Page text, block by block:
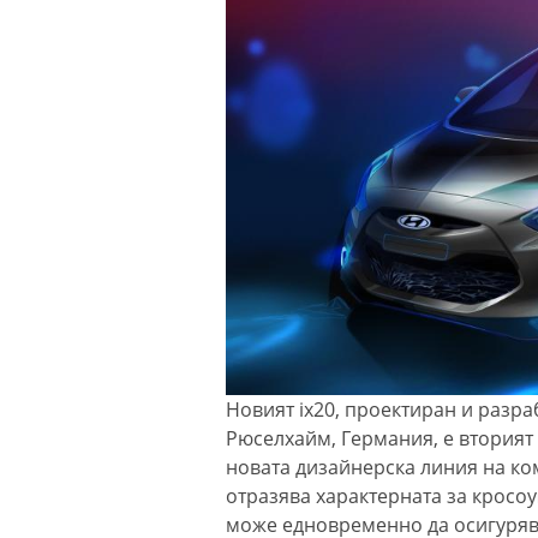
Новият ix20, проектиран и
Рюселхайм, Германия, е
новата дизайнерска линия на
отразява характерната за
може едновременно да